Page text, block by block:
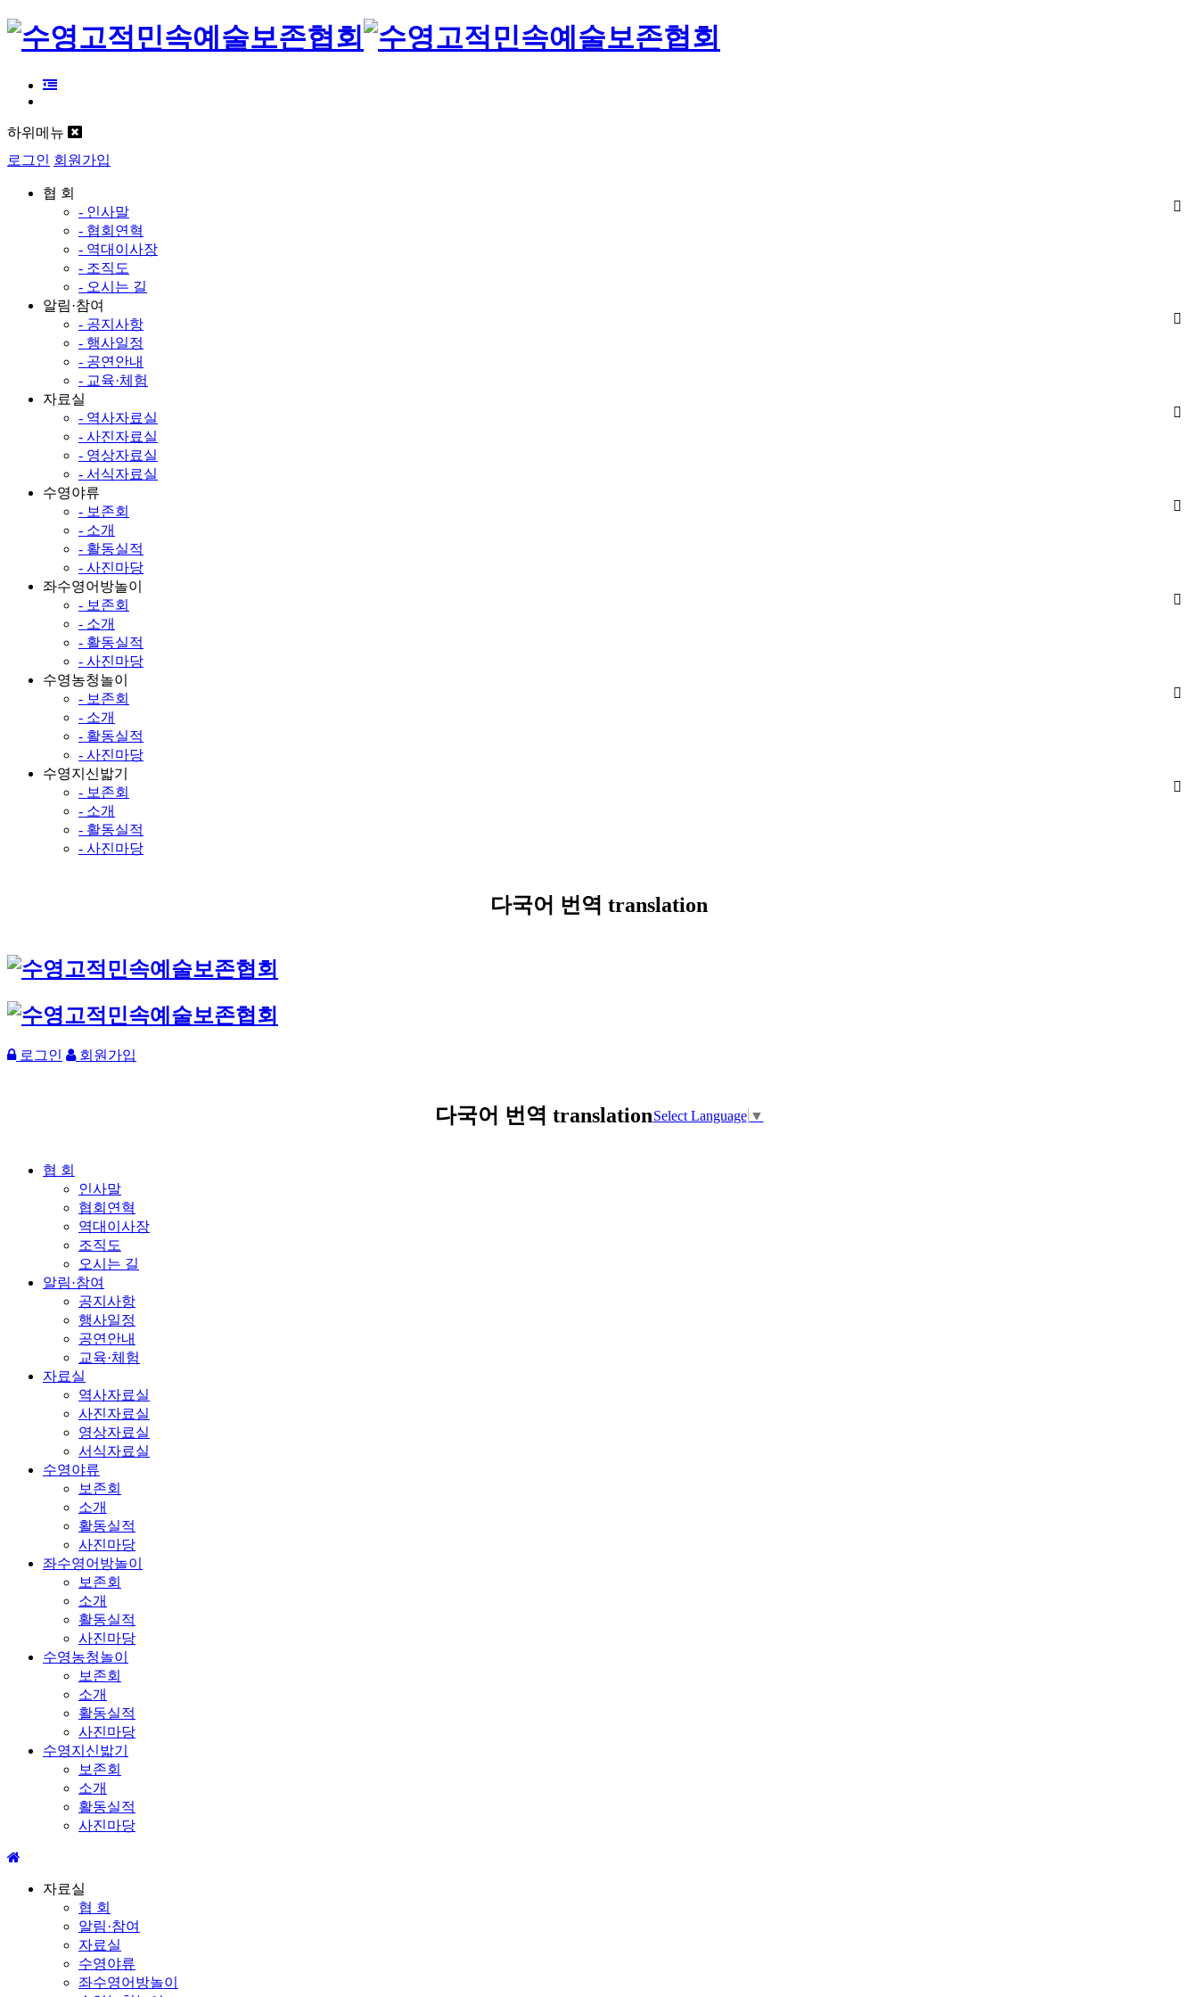
하위메뉴
로그인 회원가입
협 회
- 인사말
- 협회연혁
- 역대이사장
- 조직도
- 오시는 길
알림·참여
- 공지사항
- 행사일정
- 공연안내
- 교육·체험
자료실
- 역사자료실
- 사진자료실
- 영상자료실
- 서식자료실
수영야류
- 보존회
- 소개
- 활동실적
- 사진마당
좌수영어방놀이
- 보존회
- 소개
- 활동실적
- 사진마당
수영농청놀이
- 보존회
- 소개
- 활동실적
- 사진마당
수영지신밟기
- 보존회
- 소개
- 활동실적
- 사진마당
다국어 번역 translation
로그인 회원가입
다국어 번역 translationSelect Language ▼
협 회
인사말
협회연혁
역대이사장
조직도
오시는 길
알림·참여
공지사항
행사일정
공연안내
교육·체험
자료실
역사자료실
사진자료실
영상자료실
서식자료실
수영야류
보존회
소개
활동실적
사진마당
좌수영어방놀이
보존회
소개
활동실적
사진마당
수영농청놀이
보존회
소개
활동실적
사진마당
수영지신밟기
보존회
소개
활동실적
사진마당
자료실
협 회
알림·참여
자료실
수영야류
좌수영어방놀이